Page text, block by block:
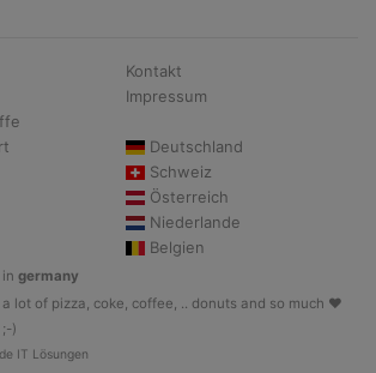
Kontakt
Impressum
Deutschland
Schweiz
Österreich
Niederlande
Belgien
germany
lot of pizza, coke, coffee, .. donuts and so much ♥
)
IT Lösungen